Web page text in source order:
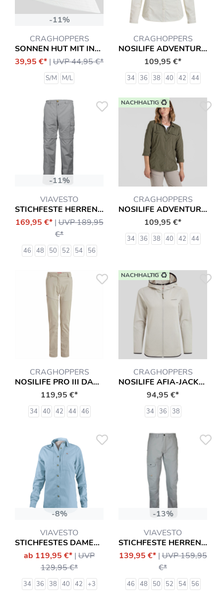
-11%
CRAGHOPPERS
SONNEN HUT MIT INSEKTENSCHUTZ
39,95 €* | UVP 44,95 €*
S/M M/L
CRAGHOPPERS
NOSILIFE ADVENTURE III TRAVEL BLUSE HEMD
109,95 €*
34 36 38 40 42 44
-11%
VIAVESTO
STICHFESTE HERREN-ZIPP-HOSE EANES
169,95 €* |UVP 189,95
€*
46 48 50 52 54 56
NACHHALTIG
CRAGHOPPERS
NOSILIFE ADVENTURE III TRAVEL BLUSE HEMD
109,95 €*
34 36 38 40 42 44
CRAGHOPPERS
NOSILIFE PRO III DAMEN-HOSE MIT INSEKTENSCHUTZ
119,95 €*
34 40 42 44 46
NACHHALTIG
CRAGHOPPERS
NOSILIFE AFIA-JACKE MIT INSEKTENSCHUTZ HEMD
94,95 €*
34 36 38
-8%
VIAVESTO
STICHFESTES DAMENHEMD DIAS
ab 119,95 €* | UVP
129,95 €*
34 36 38 40 42 +3
-13%
VIAVESTO
STICHFESTE HERRENHOSE INFANTE
139,95 €* |UVP 159,95
€*
46 48 50 52 54 56